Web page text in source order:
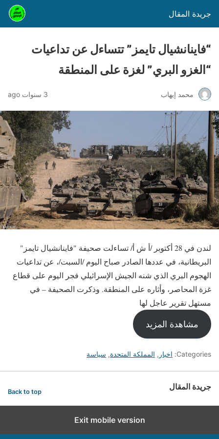
جريدة المقال
“فاينانشيال تايمز” تتساءل عن تداعيات
“الغزو البري” لغزة على المنطقة
محمد إيهاب 3 سنوات ago
لندن في 28 أكتوبر /أ ش أ/ تساءلت صحيفة "فاينانشيال تايمز"
البريطانية، في عددها الصادر صباح اليوم /السبت/، عن تداعيات
الهجوم البري الذي شنه الجيش الإسرائيلي فجر اليوم على قطاع
غزة المحاصر، وأثاره على المنطقة. وذكرت الصحيفة – في
مستهل تقرير عاجل لها
مشاهدة المزيد
Categories: اخبار , المملكة المتحدة, سياسة
جريدة المقال Back to top
Exit mobile version